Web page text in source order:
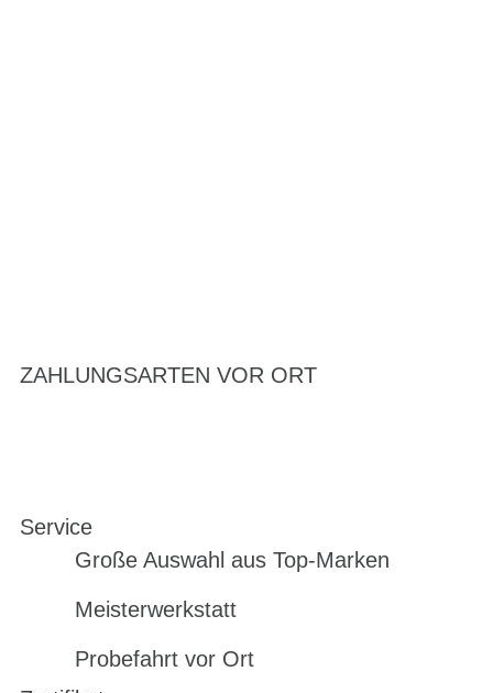
ZAHLUNGSARTEN VOR ORT
Service
Große Auswahl aus Top-Marken
Meisterwerkstatt
Probefahrt vor Ort